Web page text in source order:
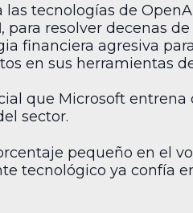
tecnologías de
, para resolver decenas
financiera agresiva
en sus herramientas
que Microsoft entrena
sector.
pequeño en el
tecnológico ya confía